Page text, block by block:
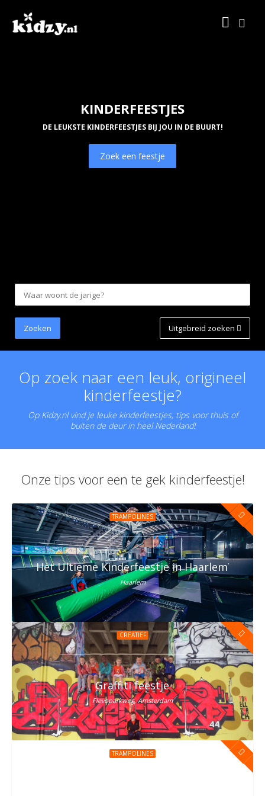
KINDERFEESTJES
DE LEUKSTE KINDERFEESTJES BIJ JOU IN DE BUURT!
Zoek een feestje
Uitgebreid zoeken
Op zoek naar een leuk, origineel
kinderfeestje?
Op Kidzy.nl vind je leuke kinderfeestjes, tips voor thuis of
buiten de deur in heel Nederland!
Onze tips voor een te gek kinderfeestje!
TRAMPOLINES
Het Ultieme Kinderfeestje in Haarlem? Vier
Haarlem
CREATIEF
Graffiti feestje
Flevoparkweg, Amsterdam
TRAMPOLINES